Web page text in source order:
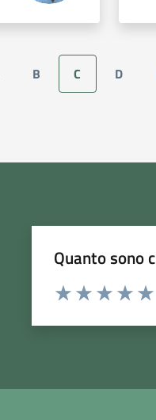
B C D
Quanto sono
Rating: